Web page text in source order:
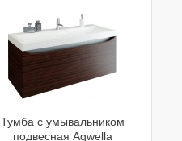
Тумба с умывальником
подвесная Aqwella